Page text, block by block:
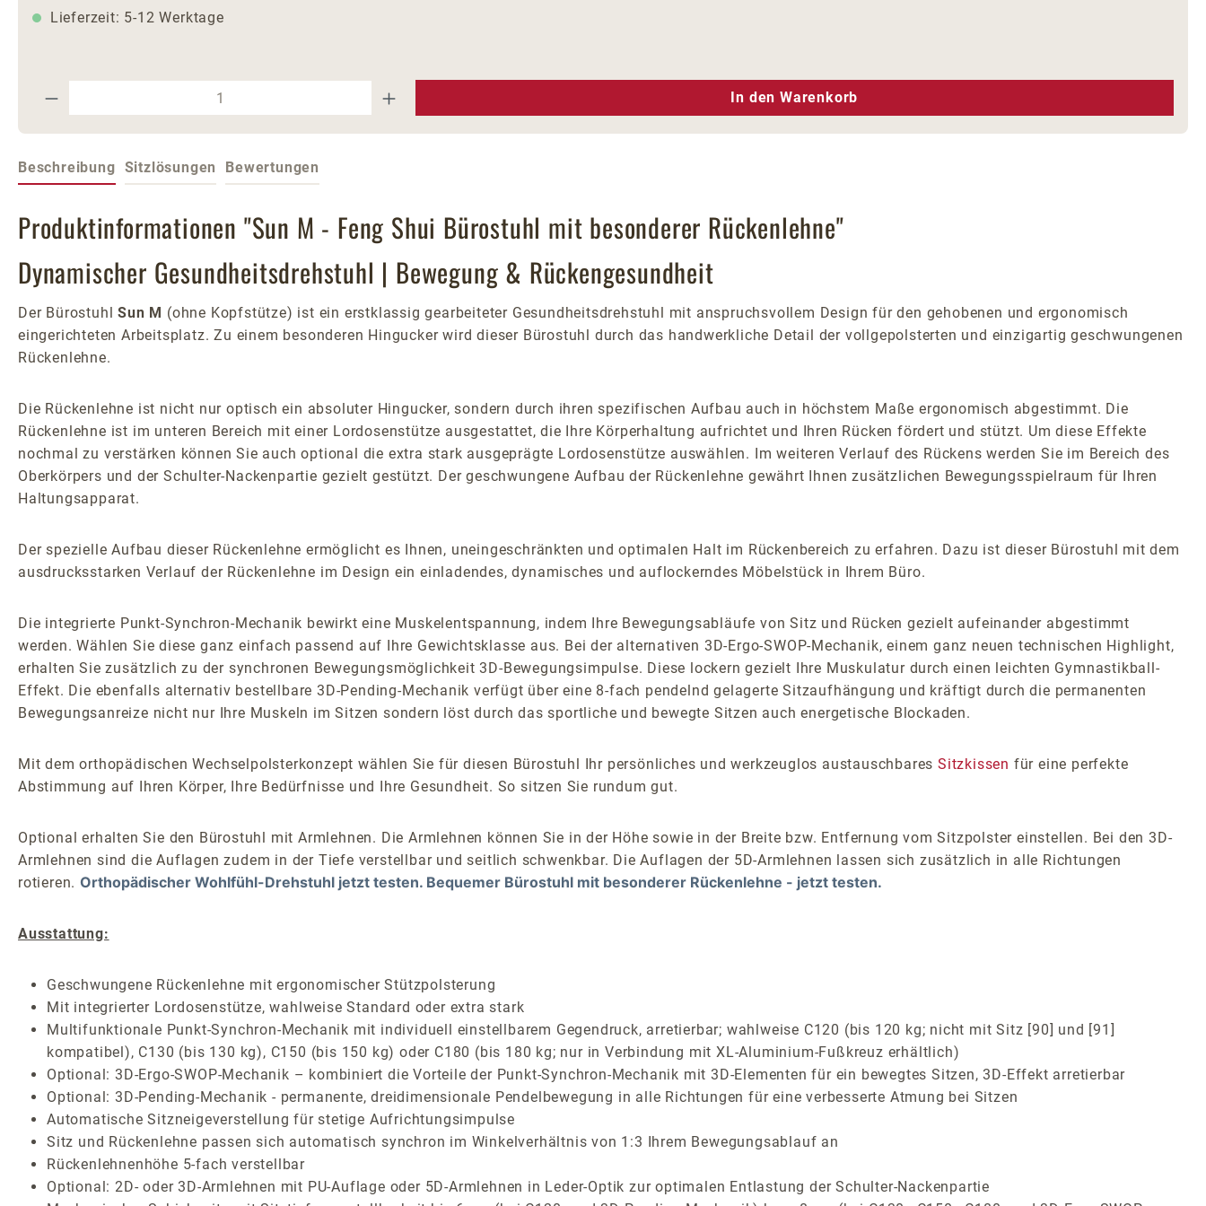
Lieferzeit: 5-12 Werktage
Produkt Anzahl: Gib den gewünschten Wert ein oder benutze die Schaltflächen um die Anzahl zu erhöhen oder zu
In den Warenkorb
Beschreibung Sitzlösungen Bewertungen
Produktinformationen "Sun M - Feng Shui Bürostuhl mit besonderer Rückenlehne"
Dynamischer Gesundheitsdrehstuhl | Bewegung & Rückengesundheit
Der BürostuhlSun M (ohne Kopfstütze) ist ein erstklassig gearbeiteter Gesundheitsdrehstuhl mit anspruchsvollem Design für den gehobenen und ergonomisch
eingerichteten Arbeitsplatz. Zu einem besonderen Hingucker wird dieser Bürostuhl durch das handwerkliche Detail der vollgepolsterten und einzigartig geschwungenen
Rückenlehne.
Die Rückenlehne ist nicht nur optisch ein absoluter Hingucker, sondern durch ihren spezifischen Aufbau auch in höchstem Maße ergonomisch abgestimmt. Die
Rückenlehne ist im unteren Bereich mit einer Lordosenstütze ausgestattet, die Ihre Körperhaltung aufrichtet und Ihren Rücken fördert und stützt. Um diese Effekte
nochmal zu verstärken können Sie auch optional die extra stark ausgeprägte Lordosenstütze auswählen. Im weiteren Verlauf des Rückens werden Sie im Bereich des
Oberkörpers und der Schulter-Nackenpartie gezielt gestützt. Der geschwungene Aufbau der Rückenlehne gewährt Ihnen zusätzlichen Bewegungsspielraum für Ihren
Haltungsapparat.
Der spezielle Aufbau dieser Rückenlehne ermöglicht es Ihnen, uneingeschränkten und optimalen Halt im Rückenbereich zu erfahren. Dazu ist dieser Bürostuhl mit dem
ausdrucksstarken Verlauf der Rückenlehne im Design ein einladendes, dynamisches und auflockerndes Möbelstück in Ihrem Büro.
Die integrierte Punkt-Synchron-Mechanik bewirkt eine Muskelentspannung, indem Ihre Bewegungsabläufe von Sitz und Rücken gezielt aufeinander abgestimmt
werden. Wählen Sie diese ganz einfach passend auf Ihre Gewichtsklasse aus. Bei der alternativen 3D-Ergo-SWOP-Mechanik, einem ganz neuen technischen Highlight,
erhalten Sie zusätzlich zu der synchronen Bewegungsmöglichkeit 3D-Bewegungsimpulse. Diese lockern gezielt Ihre Muskulatur durch einen leichten Gymnastikball-
Effekt. Die ebenfalls alternativ bestellbare 3D-Pending-Mechanik verfügt über eine 8-fach pendelnd gelagerte Sitzaufhängung und kräftigt durch die permanenten
Bewegungsanreize nicht nur Ihre Muskeln im Sitzen sondern löst durch das sportliche und bewegte Sitzen auch energetische Blockaden.
Mit dem orthopädischen Wechselpolsterkonzept wählen Sie für diesen Bürostuhl Ihr persönliches und werkzeuglos austauschbares Sitzkissen für eine perfekte
Abstimmung auf Ihren Körper, Ihre Bedürfnisse und Ihre Gesundheit. So sitzen Sie rundum gut.
Optional erhalten Sie den Bürostuhl mit Armlehnen. Die Armlehnen können Sie in der Höhe sowie in der Breite bzw. Entfernung vom Sitzpolster einstellen. Bei den 3D-
Armlehnen sind die Auflagen zudem in der Tiefe verstellbar und seitlich schwenkbar. Die Auflagen der 5D-Armlehnen lassen sich zusätzlich in alle Richtungen
rotieren. Orthopädischer Wohlfühl-Drehstuhl jetzt testen. Bequemer Bürostuhl mit besonderer Rückenlehne - jetzt testen.
Ausstattung:
Geschwungene Rückenlehne mit ergonomischer Stützpolsterung
Mit integrierter Lordosenstütze, wahlweise Standard oder extra stark
Multifunktionale Punkt-Synchron-Mechanik mit individuell einstellbarem Gegendruck, arretierbar; wahlweise C120 (bis 120 kg; nicht mit Sitz [90] und [91]
kompatibel), C130 (bis 130 kg), C150 (bis 150 kg) oder C180 (bis 180 kg; nur in Verbindung mit XL-Aluminium-Fußkreuz erhältlich)
Optional: 3D-Ergo-SWOP-Mechanik – kombiniert die Vorteile der Punkt-Synchron-Mechanik mit 3D-Elementen für ein bewegtes Sitzen, 3D-Effekt arretierbar
Optional: 3D-Pending-Mechanik - permanente, dreidimensionale Pendelbewegung in alle Richtungen für eine verbesserte Atmung bei Sitzen
Automatische Sitzneigeverstellung für stetige Aufrichtungsimpulse
Sitz und Rückenlehne passen sich automatisch synchron im Winkelverhältnis von 1:3 Ihrem Bewegungsablauf an
Rückenlehnenhöhe 5-fach verstellbar
Optional: 2D- oder 3D-Armlehnen mit PU-Auflage oder 5D-Armlehnen in Leder-Optik zur optimalen Entlastung der Schulter-Nackenpartie